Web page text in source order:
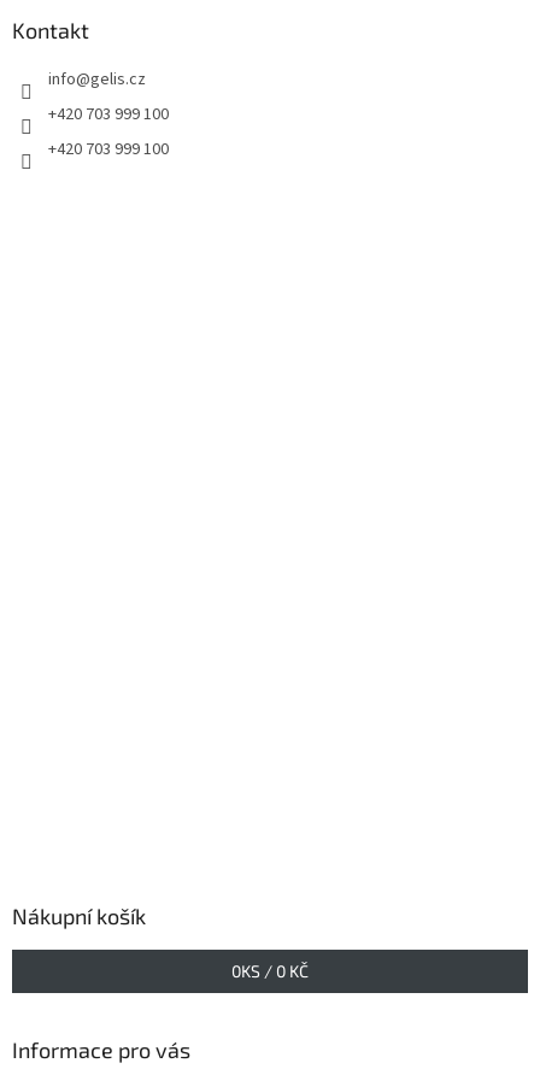
Kontakt
info@gelis.cz
+420 703 999 100
+420 703 999 100
Nákupní košík
0KS / 0 KČ
Informace pro vás